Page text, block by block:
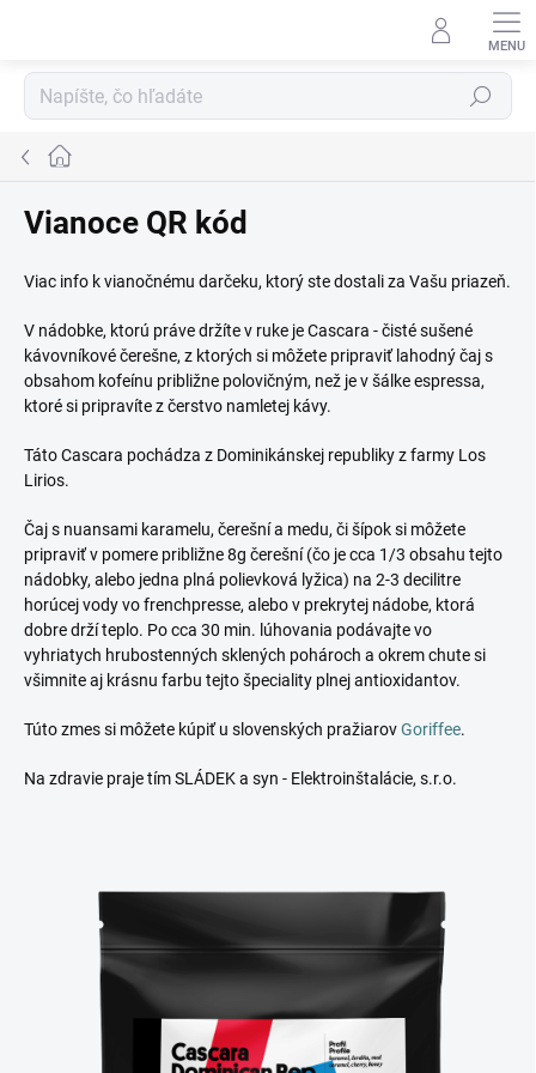
Hľadať
Domov
Vianoce QR kód
Viac info k vianočnému darčeku, ktorý ste dostali za Vašu priazeň.
V nádobke, ktorú práve držíte v ruke je Cascara - čisté sušené
kávovníkové čerešne, z ktorých si môžete pripraviť lahodný čaj s
obsahom kofeínu približne polovičným, než je v šálke espressa,
ktoré si pripravíte z čerstvo namletej kávy.
Táto Cascara pochádza z Dominikánskej republiky z farmy Los
Lirios.
Čaj s nuansami karamelu, čerešní a medu, či šípok si môžete
pripraviť v pomere približne 8g čerešní (čo je cca 1/3 obsahu tejto
nádobky, alebo jedna plná polievková lyžica) na 2-3 decilitre
horúcej vody vo frenchpresse, alebo v prekrytej nádobe, ktorá
dobre drží teplo. Po cca 30 min. lúhovania podávajte vo
vyhriatych hrubostenných sklených pohároch a okrem chute si
všimnite aj krásnu farbu tejto špeciality plnej antioxidantov.
Túto zmes si môžete kúpiť u slovenských pražiarovGoriffee.
Na zdravie praje tím SLÁDEK a syn - Elektroinštalácie, s.r.o.